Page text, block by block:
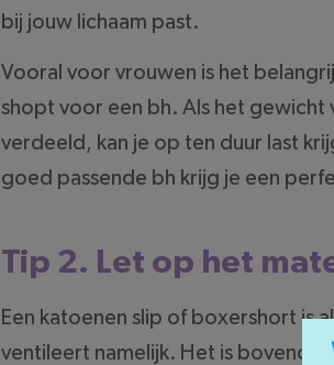
bij jouw lichaam past.
Vooral voor vrouwen is het
shopt voor een bh. Als het
verdeeld, kan je op ten duur last
goed passende bh krijg je een
Tip 2. Let op het
Een katoenen slip of boxershort is
ventileert namelijk. Het is